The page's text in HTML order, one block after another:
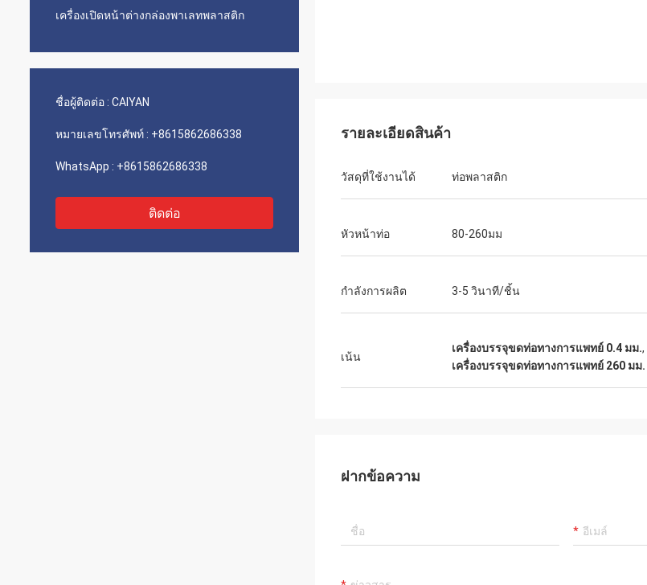
เครื่องเปิดหน้าต่างกล่องพาเลทพลาสติก
ชื่อผู้ติดต่อ : CAIYAN
หมายเลขโทรศัพท์ : +8615862686338
WhatsApp : +8615862686338
ติดต่อ
รายละเอียดสินค้า
วัสดุที่ใช้งานได้ ท่อพลาสติก
หัวหน้าท่อ 80-260มม
กำลังการผลิต 3-5 วินาที/ชิ้น
เน้น
เครื่องบรรจุขดท่อทางการแพทย์ 0.4 มม.,
เครื่องบรรจุขดท่อทางการแพทย์ 260 มม.
ฝากข้อความ